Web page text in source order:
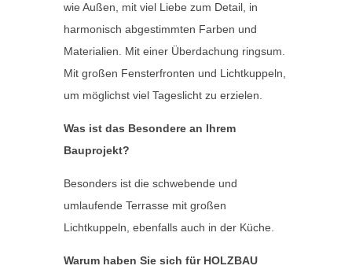
wie Außen, mit viel Liebe zum Detail, in
harmonisch abgestimmten Farben und
Materialien. Mit einer Überdachung ringsum.
Mit großen Fensterfronten und Lichtkuppeln,
um möglichst viel Tageslicht zu erzielen.
Was ist das Besondere an Ihrem
Bauprojekt?
Besonders ist die schwebende und
umlaufende Terrasse mit großen
Lichtkuppeln, ebenfalls auch in der Küche.
Warum haben Sie sich für HOLZBAU